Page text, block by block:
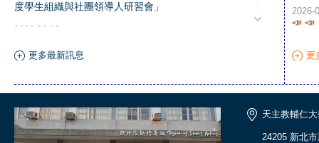
度學生組織與社團領導人研習會」
2026-06-12
更多最新訊息
2026-
📣 📣
2026-
更
天主教輔仁
24205 新北